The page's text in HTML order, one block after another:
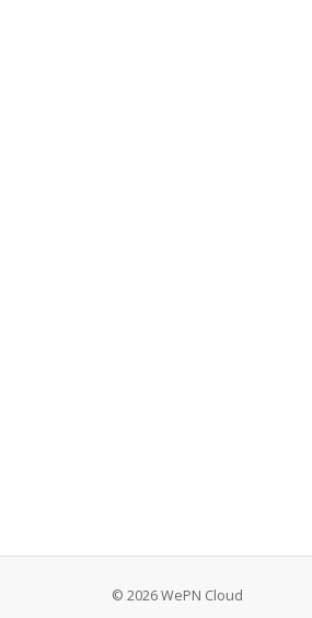
© 2026 WePN Cloud